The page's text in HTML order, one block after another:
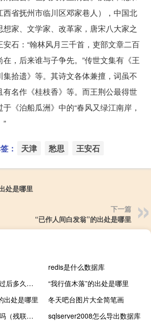
西省抚州市临川区邓家巷人），中国北
家、文学家、改革家，唐宋八大家之
石：“翰林风月三千首，吏部文章二百
，后来谁与子争先。”传世文集有《王
集拾遗》等。其诗文各体兼擅，词虽不
有名作《桂枝香》等。而王荆公最得世
《泊船瓜洲》中的“春风又绿江南岸，
： 天津 愁思 王安石
处是哪里
下一篇
“已作人间白发翁”的出处是哪里
redis是什么数据库
教师资格证面试通过后多久拿证
“我行值木落”的出处是哪里
出处是哪里
冬天吧台图片大全简笔画
残联教师要资格证吗（残联回应残疾女硕士未通过教资认定）
sqlserver2008怎么导出数据库